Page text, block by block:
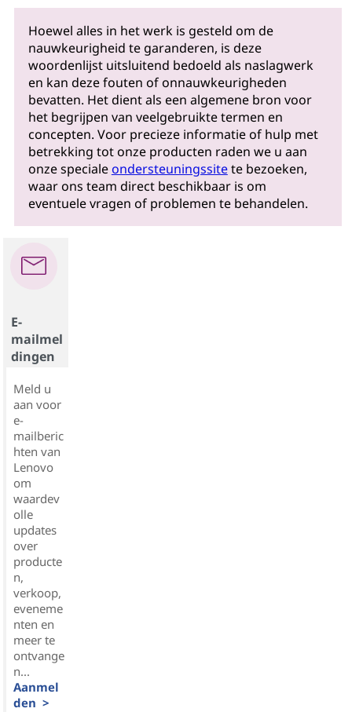
Hoewel alles in het werk is gesteld om de
nauwkeurigheid te garanderen, is deze
woordenlijst uitsluitend bedoeld als naslagwerk
en kan deze fouten of onnauwkeurigheden
bevatten. Het dient als een algemene bron voor
het begrijpen van veelgebruikte termen en
concepten. Voor precieze informatie of hulp met
betrekking tot onze producten raden we u aan
onze specialeondersteuningssitete bezoeken,
waar ons team direct beschikbaar is om
eventuele vragen of problemen te behandelen.
E-
mailmel
dingen
Meld u
aan voor
e-
mailberic
hten van
Lenovo
om
waardev
olle
updates
over
producte
n,
verkoop,
eveneme
nten en
meer te
ontvange
n...
Aanmel
den >